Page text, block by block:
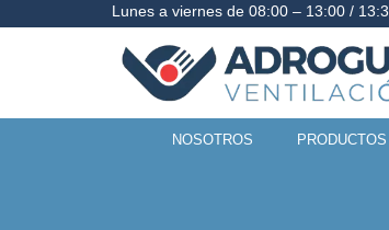
Lunes a viernes de 08:00 – 13:00 /
NOSOTROS PRODUCTOS